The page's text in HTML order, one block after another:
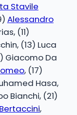
Stavile
Alessandro
(11)
(13) Luca
Giacomo Da
, (17)
Hasa,
Bianchi, (21)
,